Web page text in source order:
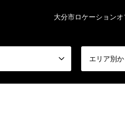
大分市ロケーション
エリア別